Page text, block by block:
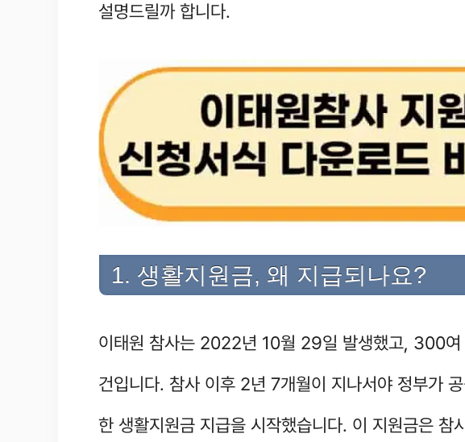
설명드릴까 합니다.
1. 생활지원금, 왜 지급되나요?
이태원 참사는 2022년 10월 29일 발생했고, 300여
건입니다. 참사 이후 2년 7개월이 지나서야 정부가
한 생활지원금 지급을 시작했습니다. 이 지원금은 참